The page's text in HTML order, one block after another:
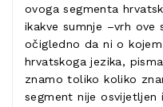
ovoga segmenta
ikakve sumnje –vrh ove
očigledno da ni o
hrvatskoga jezika,
znamo toliko koliko
segment nije